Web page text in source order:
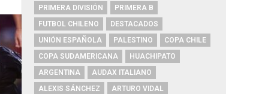
PRIMERA DIVISIÓN
PRIMERA B
FUTBOL CHILENO
DESTACADOS
UNIÓN ESPAÑOLA
PALESTINO
COPA CHILE
COPA SUDAMERICANA
HUACHIPATO
ARGENTINA
AUDAX ITALIANO
ALEXIS SÁNCHEZ
ARTURO VIDAL